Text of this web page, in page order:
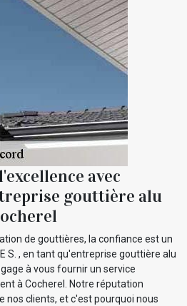
avec
gouttière alu
de gouttières, la confiance est un
S. , en tant qu'entreprise gouttière alu
à vous fournir un service
à Cocherel. Notre réputation
nos clients, et c'est pourquoi nous